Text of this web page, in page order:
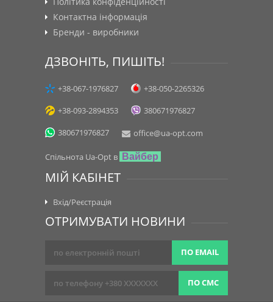
Контактна інформація
Бренди - виробники
ДЗВОНІТЬ, ПИШІТЬ!
+38-067-1976827
+38-050-2265326
+38-093-2894353
380671976827
380671976827
office@ua-opt.com
Спільнота Ua-Opt в Вайбер
МІЙ КАБІНЕТ
Вхід/Реєстрація
ОТРИМУВАТИ НОВИНИ
ПО EMAIL
ПО СМС